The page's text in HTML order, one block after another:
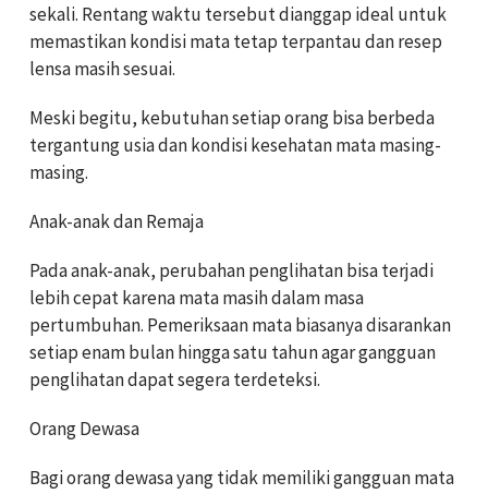
sekali. Rentang waktu tersebut dianggap ideal untuk
memastikan kondisi mata tetap terpantau dan resep
lensa masih sesuai.
Meski begitu, kebutuhan setiap orang bisa berbeda
tergantung usia dan kondisi kesehatan mata masing-
masing.
Anak-anak dan Remaja
Pada anak-anak, perubahan penglihatan bisa terjadi
lebih cepat karena mata masih dalam masa
pertumbuhan. Pemeriksaan mata biasanya disarankan
setiap enam bulan hingga satu tahun agar gangguan
penglihatan dapat segera terdeteksi.
Orang Dewasa
Bagi orang dewasa yang tidak memiliki gangguan mata